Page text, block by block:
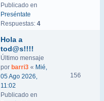
Publicado en
Preséntate
Respuestas: 4
Hola a
tod@s!!!!
Último mensaje
por barri3 « Mié,
05 Ago 2026,
11:02
Publicado en
156